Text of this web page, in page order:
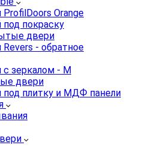
Orange
покраску
двери
- обратное
зеркалом - M
двери
плитку и МДФ панели